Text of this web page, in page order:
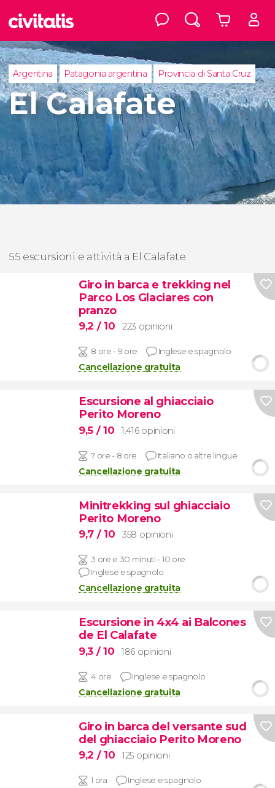
Argentina Patagonia argentina Provincia di Santa Cruz
El Calafate
55 escursioni e attività a El Calafate
Giro in barca e trekking nel
Parco Los Glaciares con
pranzo
9,2 / 10 223 opinioni
8 ore - 9 ore Inglese e spagnolo
Cancellazione gratuita
Escursione al ghiacciaio
Perito Moreno
9,5 / 10 1.416 opinioni
7 ore - 8 ore Italiano o altre lingue
Cancellazione gratuita
Minitrekking sul ghiacciaio
Perito Moreno
9,7 / 10 358 opinioni
3 ore e 30 minuti - 10 ore
Inglese e spagnolo
Cancellazione gratuita
Escursione in 4x4 ai Balcones
de El Calafate
9,3 / 10 186 opinioni
4 ore Inglese e spagnolo
Cancellazione gratuita
Giro in barca del versante sud
del ghiacciaio Perito Moreno
9,2 / 10 125 opinioni
1 ora Inglese e spagnolo